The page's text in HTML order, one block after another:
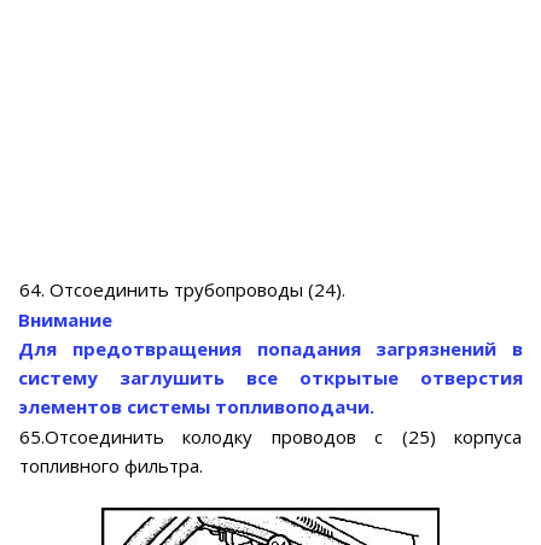
64. Отсоединить трубопроводы (24).
Внимание
Для предотвращения попадания загрязнений в
систему заглушить все открытые отверстия
элементов системы топливоподачи.
65.Отсоединить колодку проводов с (25) корпуса
топливного фильтра.